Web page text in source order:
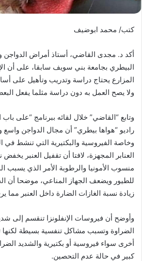
كتب/ محمد ابوضيف
أكد د. مجدى القاضي، أستاذ أمراض الدواجن
البيطري بجامعة بني سويف سابقا، على أن
المزارع يحتاج دراسة وتدريب وتأهيل على
ولا يصح العمل به دون دراسة مثلما يفعل
وتابع “القاضي” خلال لقائه ببرنامج “على باب
راديو “هواها بيطري” أن مجال الدواجن واسع
وخاصة الفيروسية والبكتيرية التي تنشط في
العنابر المجهزة، لافتا أن تقفيل العنبر
منسوب الأمونيا والرطوبة الأمر الذي يسبب
للطيور ويضعف الجهاز المناعي، موضحا أن
زيادة نسبة الغازات الضارة داخل العنبر مما
وأوضح أن فيروسات الإنفلونزا تنقسم إلى
الضراوة وتسبب مشاكل تنفسية بسيطة لكنها
أخرى سواء فيروسية أو بكتيرية والشديد
كبير في حالة عدم التحصين.